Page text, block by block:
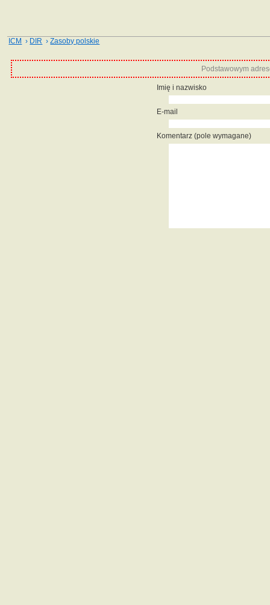
ICM › DIR ›Zasoby polskie
Podstawowym
Imię i nazwisko
E-mail
Komentarz (pole wymagane)